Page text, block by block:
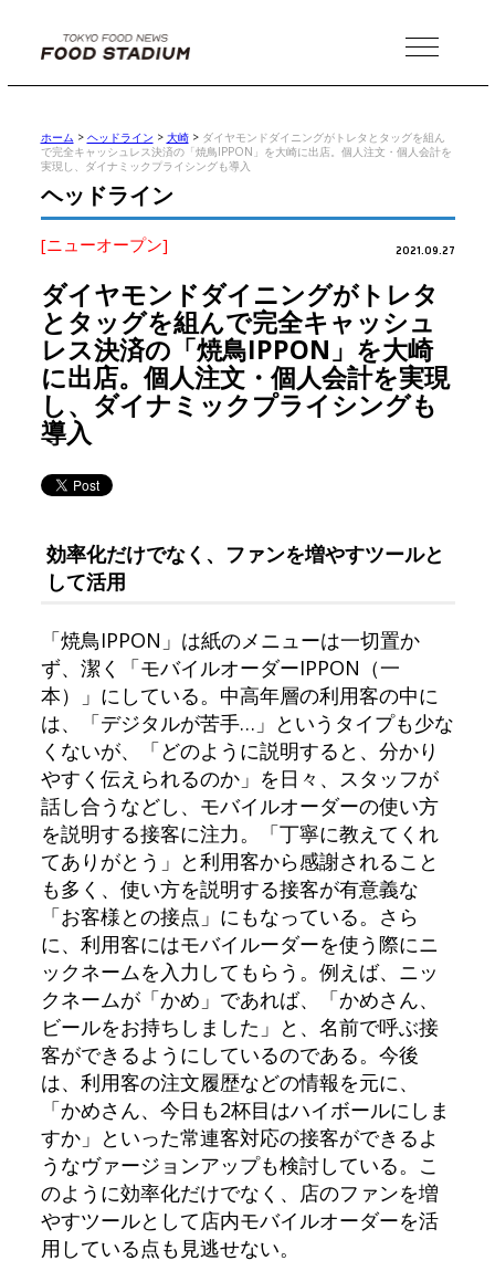
MENU
ホーム > ヘッドライン > 大崎> ダイヤモンドダイニングがトレタとタッグを組ん
で完全キャッシュレス決済の「焼鳥IPPON」を大崎に出店。個人注文・個人会計を
実現し、ダイナミックプライシングも導入
ヘッドライン
[ニューオープン] 2021.09.27
ダイヤモンドダイニングがトレタ
とタッグを組んで完全キャッシュ
レス決済の「焼鳥IPPON」を大崎
に出店。個人注文・個人会計を実現
し、ダイナミックプライシングも
導入
効率化だけでなく、ファンを増やすツールと
して活用
「焼鳥IPPON」は紙のメニューは一切置か
ず、潔く「モバイルオーダーIPPON（一
本）」にしている。中高年層の利用客の中に
は、「デジタルが苦手…」というタイプも少な
くないが、「どのように説明すると、分かり
やすく伝えられるのか」を日々、スタッフが
話し合うなどし、モバイルオーダーの使い方
を説明する接客に注力。「丁寧に教えてくれ
てありがとう」と利用客から感謝されること
も多く、使い方を説明する接客が有意義な
「お客様との接点」にもなっている。さら
に、利用客にはモバイルーダーを使う際にニ
ックネームを入力してもらう。例えば、ニッ
クネームが「かめ」であれば、「かめさん、
ビールをお持ちしました」と、名前で呼ぶ接
客ができるようにしているのである。今後
は、利用客の注文履歴などの情報を元に、
「かめさん、今日も2杯目はハイボールにしま
すか」といった常連客対応の接客ができるよ
うなヴァージョンアップも検討している。こ
のように効率化だけでなく、店のファンを増
やすツールとして店内モバイルオーダーを活
用している点も見逃せない。